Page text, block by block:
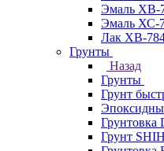
Эмаль ХВ-
Эмаль ХС-
Лак ХВ-
Грунты
Назад
Грунты
Грунт
Грунтовка
Грунт